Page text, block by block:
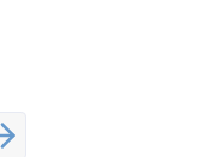
Next slide